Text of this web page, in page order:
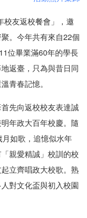
校友返校餐會」，邀
。今年共有來自22個
位畢業滿60年的學長
返臺，只為與昔日同
青春記憶。
先向返校校友表達誠
年政大百年校慶。隨
如歌，追憶似水年
親愛精誠」校訓的校
立齊唱政大校歌。熟
對文化盃與初入校園